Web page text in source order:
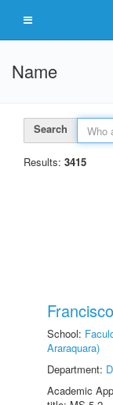
Name
Search
Results: 3415
School:
Araraquara)
Department:
Academic